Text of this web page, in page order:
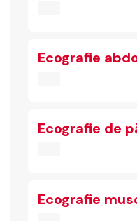
Ecografie
Ecografie de
Ecografie